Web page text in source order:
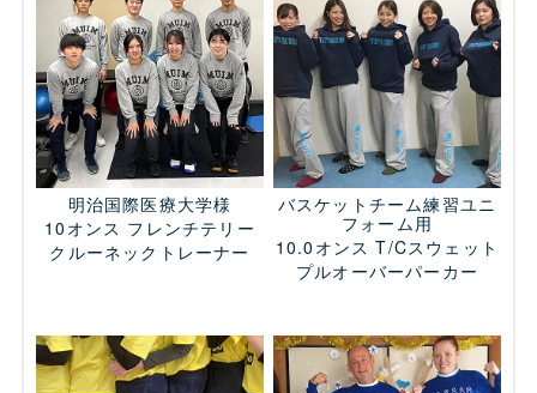
明治国際医療大学様
10オンス フレンチテリー
クルーネックトレーナー
バスケットチーム練習ユニ
フォーム用
10.0オンス T/Cスウェット
プルオーバーパーカー